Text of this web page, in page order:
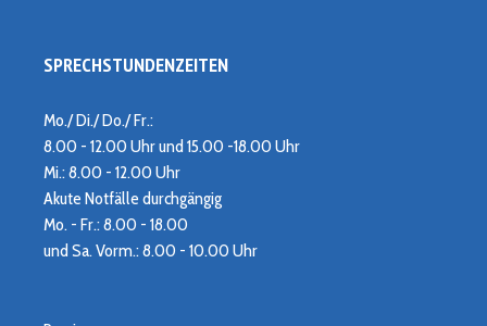
SPRECHSTUNDENZEITEN
Mo./ Di./ Do./ Fr.:
8.00 - 12.00 Uhr und 15.00 -18.00 Uhr
Mi.: 8.00 - 12.00 Uhr
Akute Notfälle durchgängig
Mo. - Fr.: 8.00 - 18.00
und Sa. Vorm.: 8.00 - 10.00 Uhr